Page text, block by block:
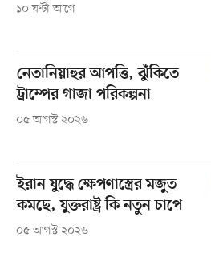
১০ ঘণ্টা আগে
নেতানিয়াহুর আপত্তি, ঝুঁকিতে
ট্রাম্পের গাজা পরিকল্পনা
০৫ আগস্ট ২০২৬
ইরান যুদ্ধে ক্ষেপণাস্ত্রের মজুত
কমছে, যুক্তরাষ্ট্র কি নতুন চাপে
০৫ আগস্ট ২০২৬